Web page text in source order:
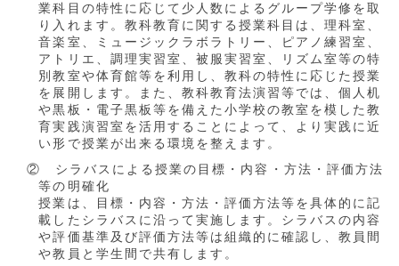
業科目の特性に応じて少人数によるグループ学修を取
り入れます。教科教育に関する授業科目は、理科室、
音楽室、ミュージックラボラトリー、ピアノ練習室、
アトリエ、調理実習室、被服実習室、リズム室等の特
別教室や体育館等を利用し、教科の特性に応じた授業
を展開します。また、教科教育法演習等では、個人机
や黒板・電子黒板等を備えた小学校の教室を模した教
育実践演習室を活用することによって、より実践に近
い形で授業が出来る環境を整えます。
② シラバスによる授業の目標・内容・方法・評価方法
等の明確化
授業は、目標・内容・方法・評価方法等を具体的に記
載したシラバスに沿って実施します。シラバスの内容
や評価基準及び評価方法等は組織的に確認し、教員間
や教員と学生間で共有します。